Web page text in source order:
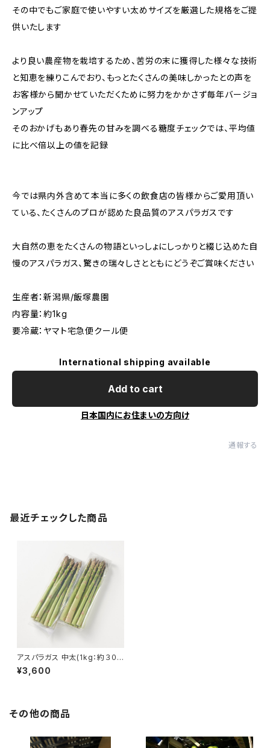
その中でもご家庭で使いやすい太めサイズを厳選した規格をご提
供いたします
より良い農産物を栽培するため、苦労の末に獲得した様々な技術
と知恵を練りこんでおり、もっとたくさんの美味しかったとの声を
お客様から聞かせていただくために努力をかかさず毎年バージョ
ンアップ
そのおかげもあり春先の甘みを調べる糖度チェックでは、平均値
に比べ倍以上の値を記録
今では県内外含めて本当に多くの飲食店の皆様からご愛用頂い
ている、たくさんのプロが認めた良品質のアスパラガスです
大自然の恵をたくさんの物語といっしょにしっかりと綴じ込めた自
慢のアスパラガス、驚きの瑞々しさとともにどうぞご賞味ください
生産者：新潟県/飯塚農園
内容量：約1kg
要冷蔵：ヤマト宅急便クール便
International shipping available
Add to cart
日本国内にお住まいの方向け
通報する
最近チェックした商品
アスパラガス 中太(1kg：約３０
本くらい）
¥3,600
その他の商品